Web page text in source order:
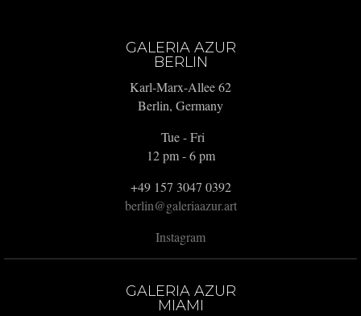
GALERIA AZUR
BERLIN
Karl-Marx-Allee 62
Berlin, Germany
Tue - Fri
12 pm - 6 pm
+49 157 3047 0392
berlin@galeriaazur.art
Instagram
GALERIA AZUR
MIAMI